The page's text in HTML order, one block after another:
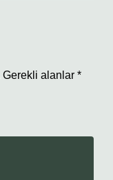
Gerekli alanlar *